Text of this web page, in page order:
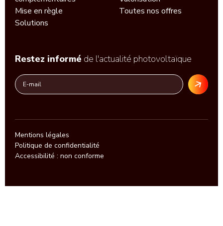
Mise en règle
Solutions
Toutes nos offres
Restez informé de l'actualité photovoltaïque
Mentions légales
Politique de confidentialité
Accessibilité : non conforme